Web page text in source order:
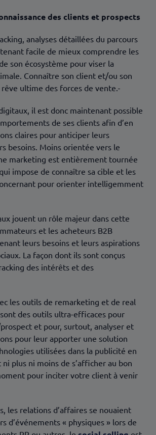
des clients et prospects
analyses détaillées du parcours
facile de mieux comprendre les
son écosystème pour viser la
Connaître son client et/ou son
ultime des forces de vente.
il est donc maintenant possible
de ses clients afin d’en
claires pour anticiper leurs
besoins. Moins orientée vers le
marketing est entièrement tournée
impose de connaître sa cible et les
pour orienter intelligemment
jouent un rôle majeur dans cette
et les acheteurs B2B
leurs besoins et leurs aspirations
La façon dont ils sont conçus
des intérêts et des
les outils de remarketing et de real
des outils ultra-efficaces pour
et pour, surtout, analyser et
pour leur apporter une solution
utilisées dans la publicité en
plus ni moins de s’afficher au bon
pour inciter votre client à venir
les relations d’affaires se nouaient
d’événements « physiques » lors de